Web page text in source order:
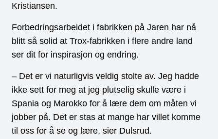
Kristiansen.
Forbedringsarbeidet i fabrikken på Jaren har nå
blitt så solid at Trox-fabrikken i flere andre land
ser dit for inspirasjon og endring.
– Det er vi naturligvis veldig stolte av. Jeg hadde
ikke sett for meg at jeg plutselig skulle være i
Spania og Marokko for å lære dem om måten vi
jobber på. Det er stas at mange har villet komme
til oss for å se og lære, sier Dulsrud.